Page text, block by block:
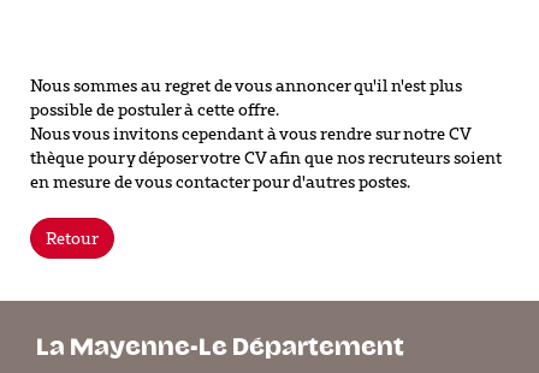
Nous sommes au regret de vous annoncer qu'il n'est plus
possible de postuler à cette offre.
Nous vous invitons cependant à vous rendre sur notre CV
thèque pour y déposer votre CV afin que nos recruteurs soient
en mesure de vous contacter pour d'autres postes.
Retour
La Mayenne-Le Département